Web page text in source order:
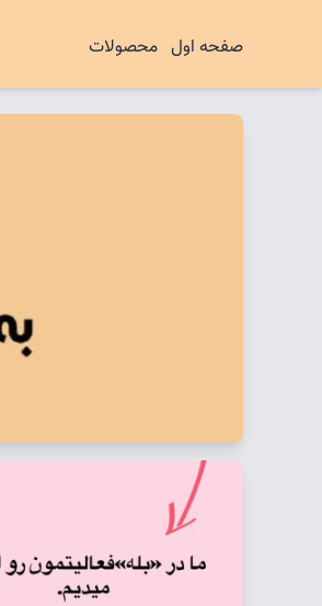
صفحه اول محصولات